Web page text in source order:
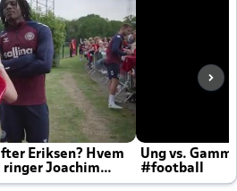
Eriksen? Hvem
ringer Joachim
Ung vs.
#football